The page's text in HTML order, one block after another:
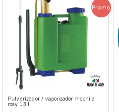
Promo
Pulverizador / vaporizador mochila
rosy 13 l